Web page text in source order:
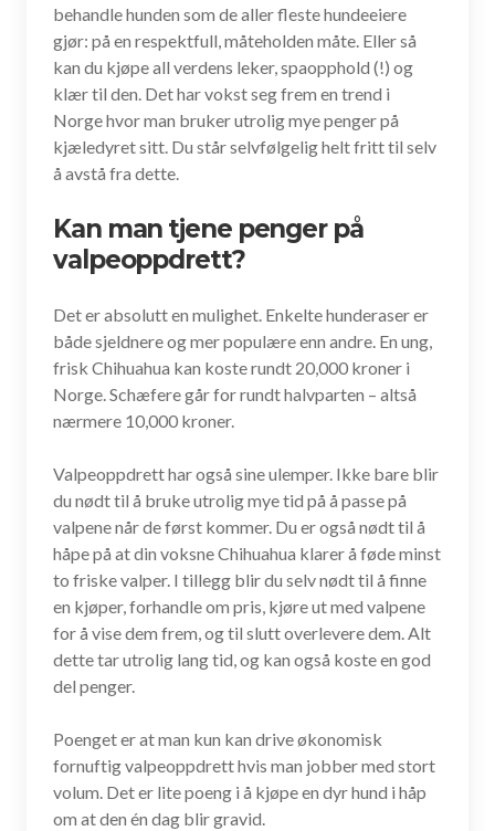
behandle hunden som de aller fleste hundeeiere
gjør: på en respektfull, måteholden måte. Eller så
kan du kjøpe all verdens leker, spaopphold (!) og
klær til den. Det har vokst seg frem en trend i
Norge hvor man bruker utrolig mye penger på
kjæledyret sitt. Du står selvfølgelig helt fritt til selv
å avstå fra dette.
Kan man tjene penger på
valpeoppdrett?
Det er absolutt en mulighet. Enkelte hunderaser er
både sjeldnere og mer populære enn andre. En ung,
frisk Chihuahua kan koste rundt 20,000 kroner i
Norge. Schæfere går for rundt halvparten – altså
nærmere 10,000 kroner.
Valpeoppdrett har også sine ulemper. Ikke bare blir
du nødt til å bruke utrolig mye tid på å passe på
valpene når de først kommer. Du er også nødt til å
håpe på at din voksne Chihuahua klarer å føde minst
to friske valper. I tillegg blir du selv nødt til å finne
en kjøper, forhandle om pris, kjøre ut med valpene
for å vise dem frem, og til slutt overlevere dem. Alt
dette tar utrolig lang tid, og kan også koste en god
del penger.
Poenget er at man kun kan drive økonomisk
fornuftig valpeoppdrett hvis man jobber med stort
volum. Det er lite poeng i å kjøpe en dyr hund i håp
om at den én dag blir gravid.